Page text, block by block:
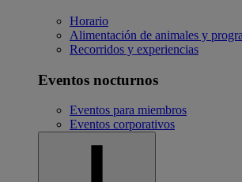
Horario
Alimentación de animales y
Recorridos y experiencias
Eventos nocturnos
Eventos para miembros
Eventos corporativos